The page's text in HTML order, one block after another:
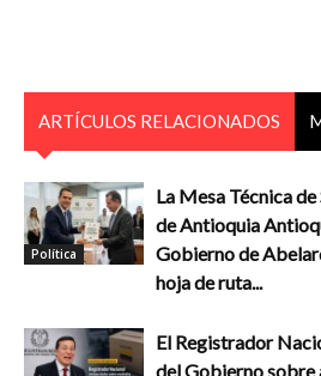
ARTÍCULOS RELACIONADOS
Política
La Mesa Técnica
de Antioquia
Gobierno de
hoja de ruta...
El Registrador
del Gobierno sobre